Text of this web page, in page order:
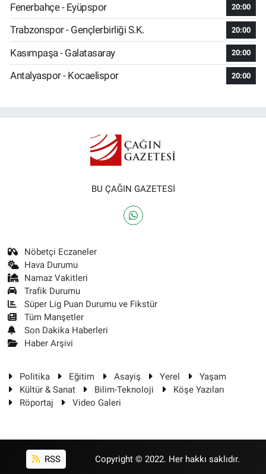
Fenerbahçe - Eyüpspor 20:00
Trabzonspor - Gençlerbirliği S.K. 20:00
Kasımpaşa - Galatasaray 20:00
Antalyaspor - Kocaelispor 20:00
BU ÇAĞIN GAZETESİ
Nöbetçi Eczaneler
Hava Durumu
Namaz Vakitleri
Trafik Durumu
Süper Lig Puan Durumu ve Fikstür
Tüm Manşetler
Son Dakika Haberleri
Haber Arşivi
Politika Eğitim Asayiş Yerel
Yaşam
Kültür & Sanat
Bilim-Teknoloji
Köşe Yazıları
Röportaj
Video Galeri
RSS Copyright © 2022. Her hakkı saklıdır.